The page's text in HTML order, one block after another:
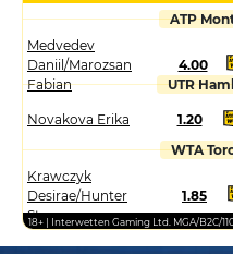
ATP
Medvedev
Daniil/Marozsan
Fabian
4.00
UTR
Novakova Erika 1.20
WTA
Krawczyk
Desirae/Hunter
Storm
1.85
18+ | Interwetten Gaming Ltd. MGA/B2C/